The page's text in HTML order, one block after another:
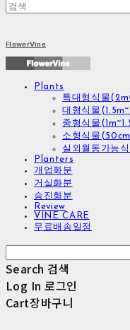
FlowerVine
Plants
특대형식물
대형식물
중형식물
소형식물
실외월동가능
Planters
개업화분
거실화분
승진화분
Review
VINE CARE
무료배송일정
Search 검색
Log In 로그인
Cart장바구니